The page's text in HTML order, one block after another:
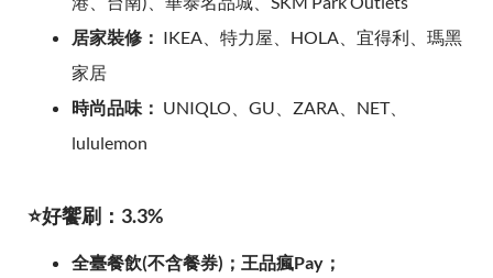
居家裝修： IKEA、特力屋、HOLA、宜得利、瑪黑
家居
時尚品味： UNIQLO、GU、ZARA、NET、
lululemon
⭐好饗刷：3.3%
全臺餐飲(不含餐券)；王品瘋Pay；